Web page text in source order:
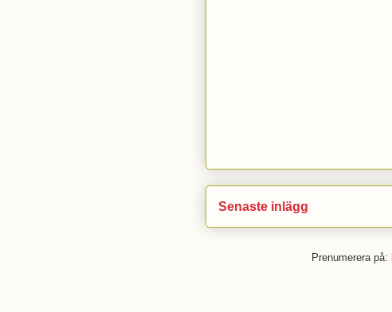
Senaste inlägg
Prenumerera på: